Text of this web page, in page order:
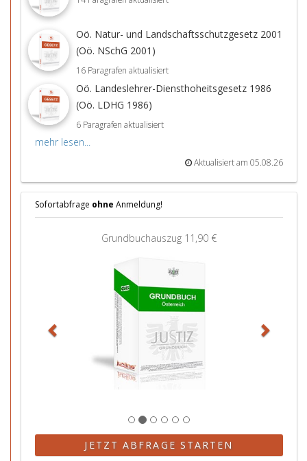
Oö. Natur- und Landschaftsschutzgesetz 2001
(Oö. NSchG 2001)
16 Paragrafen aktualisiert
Oö. Landeslehrer-Diensthoheitsgesetz 1986
(Oö. LDHG 1986)
6 Paragrafen aktualisiert
mehr lesen...
Aktualisiert am 05.08.26
Sofortabfrage ohne Anmeldung!
Grundbuchauszug 11,90 €
k
r
JETZT ABFRAGE STARTEN